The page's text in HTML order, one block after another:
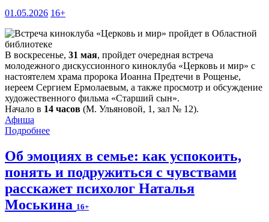
01.05.2026 16+
В воскресенье, 31 мая, пройдет очередная встреча
молодежного дискуссионного киноклуба «Церковь и мир» с
настоятелем храма пророка Иоанна Предтечи в Рощенье,
иереем Сергием Ермолаевым, а также просмотр и обсуждение
художественного фильма «Старший сын».
Начало в 14 часов (М. Ульяновой, 1, зал № 12).
Афиша
Подробнее
Об эмоциях в семье: как успокоить,
понять и подружиться с чувствами
расскажет психолог Наталья
Моськина 16+